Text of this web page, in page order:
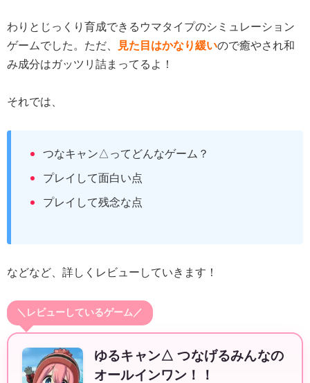
わりとじっくり育成できるウマタイプのシミュレーション
ゲームでした。ただ、
見た目はかなり緩いので癒やされ和
み成分はガッツリ詰まってるよ！
それでは、
つなキャン△ってどんなゲーム？
プレイして面白い点
プレイして残念な点
などなど、詳しくレビューしていきます！
＼レビューしているゲーム／
ゆるキャン△ つなげるみんなの
オールインワン！！